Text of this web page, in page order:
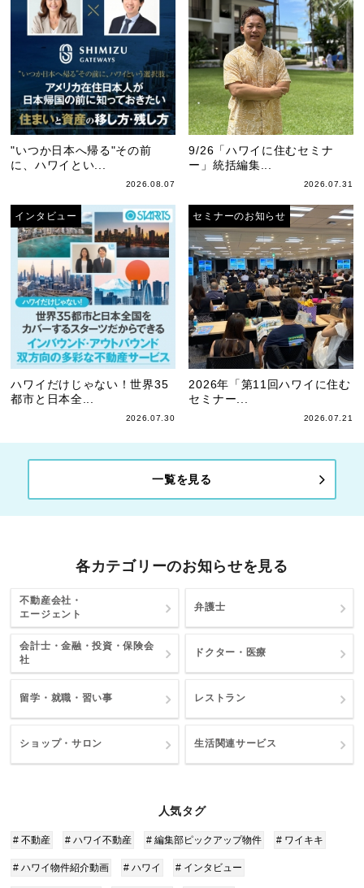
"いつか日本へ帰る"その前
に、ハワイとい...
2026.08.07
9/26「ハワイに住むセミナ
ー」統括編集...
2026.07.31
インタビュー
ハワイだけじゃない！世界35
都市と日本全...
2026.07.30
セミナーのお知らせ
2026年「第11回ハワイに住む
セミナー...
2026.07.21
一覧を見る
各カテゴリーのお知らせを見る
不動産会社・
エージェント
弁護士
会計士・金融・投資・保険会
社
ドクター・医療
留学・就職・習い事 レストラン
ショップ・サロン 生活関連サービス
人気タグ
# 不動産 # ハワイ不動産 # 編集部ピックアップ物件 # ワイキキ
# ハワイ物件紹介動画 # ハワイ # インタビュー